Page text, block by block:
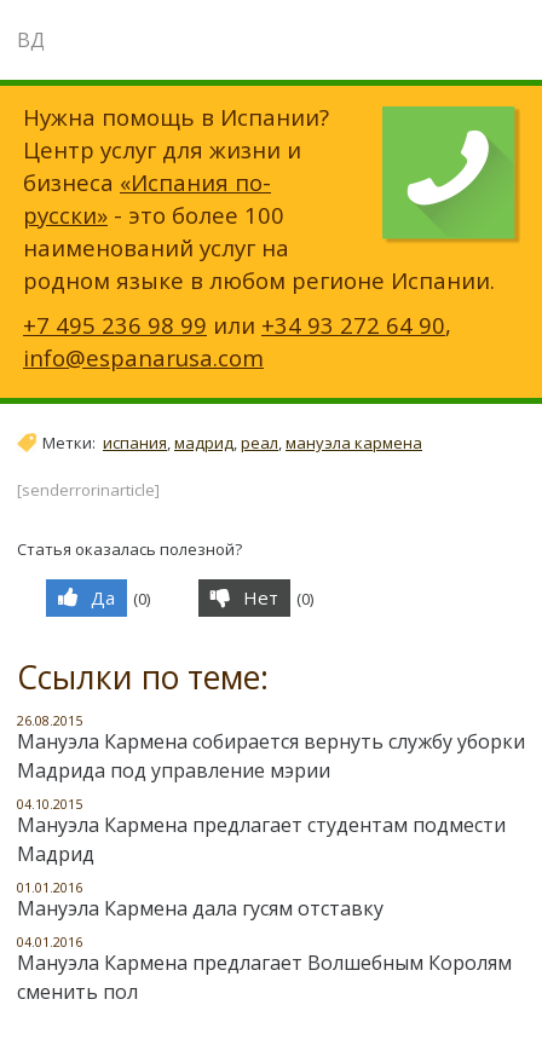
ВД
Нужна помощь в Испании?
Центр услуг для жизни и
бизнеса «Испания по-
русски» - это более 100
наименований услуг на
родном языке в любом регионе Испании.
+7 495 236 98 99 или +34 93 272 64 90,
info@espanarusa.com
Метки: испания,мадрид,реал,мануэла кармена
[senderrorinarticle]
Статья оказалась полезной?
Да (0) Нет (0)
Ссылки по теме:
26.08.2015
Мануэла Кармена собирается вернуть службу уборки
Мадрида под управление мэрии
04.10.2015
Мануэла Кармена предлагает студентам подмести
Мадрид
01.01.2016
Мануэла Кармена дала гусям отставку
04.01.2016
Мануэла Кармена предлагает Волшебным Королям
сменить пол